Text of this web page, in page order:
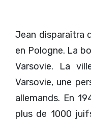
Jean disparaîtra
en Pologne. La
Varsovie. La
Varsovie, une
allemands. En
plus de 1000